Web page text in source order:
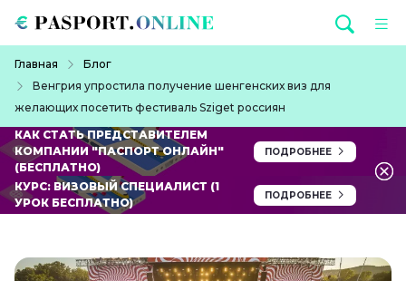
Главная
Блог
Венгрия упростила получение шенгенских виз для
желающих посетить фестиваль Sziget россиян
КАК СТАТЬ ПРЕДСТАВИТЕЛЕМ
КОМПАНИИ "ПАСПОРТ ОНЛАЙН"
(БЕСПЛАТНО)
ПОДРОБНЕЕ
КУРС: ВИЗОВЫЙ СПЕЦИАЛИСТ (1
УРОК БЕСПЛАТНО)
ПОДРОБНЕЕ